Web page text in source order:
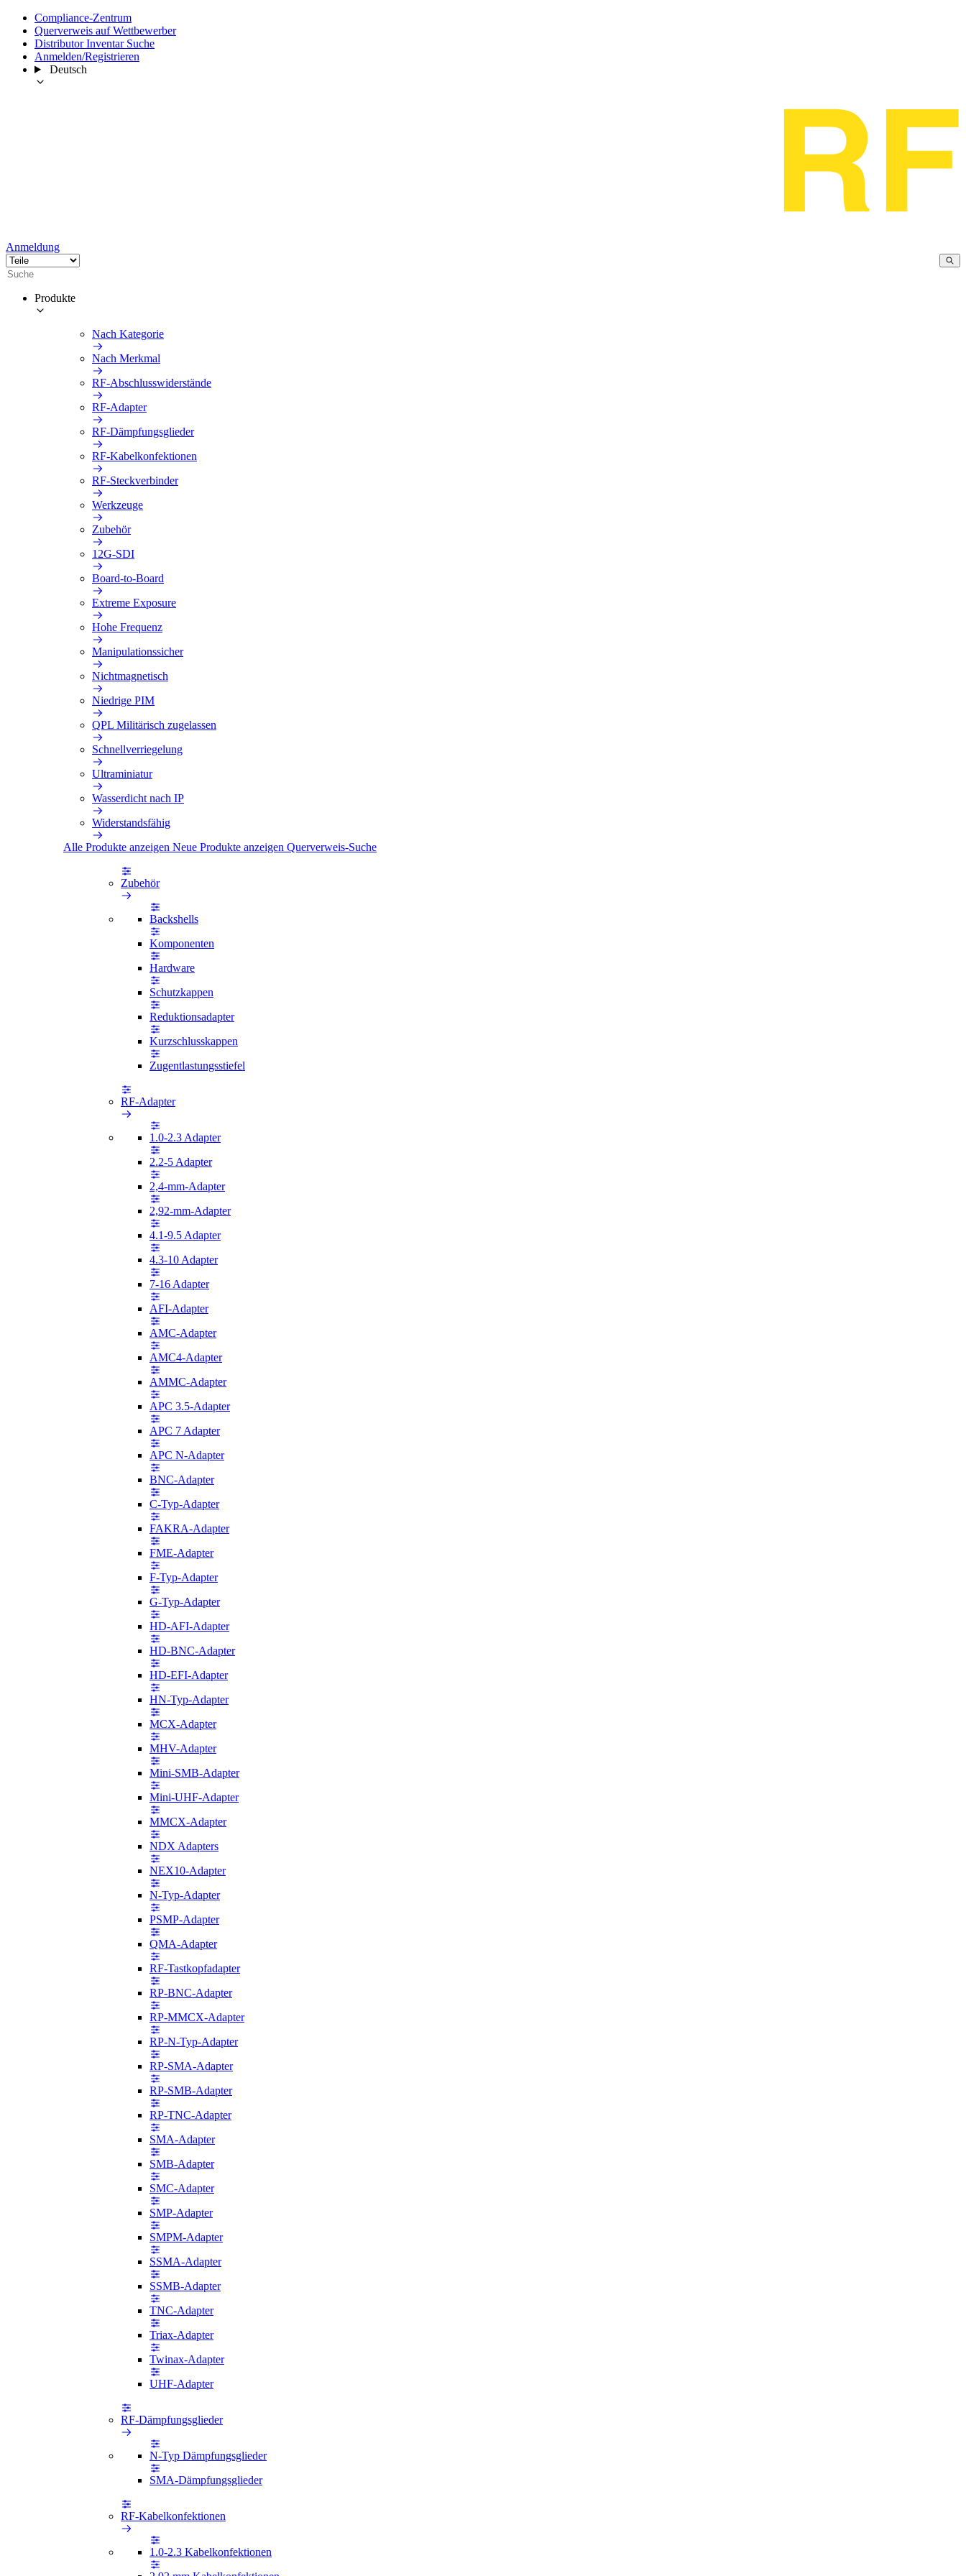
Compliance-Zentrum
Querverweis auf Wettbewerber
Distributor Inventar Suche
Anmelden/Registrieren
Deutsch
Anmeldung
Produkte
Nach Kategorie
Nach Merkmal
RF-Abschlusswiderstände
RF-Adapter
RF-Dämpfungsglieder
RF-Kabelkonfektionen
RF-Steckverbinder
Werkzeuge
Zubehör
12G-SDI
Board-to-Board
Extreme Exposure
Hohe Frequenz
Manipulationssicher
Nichtmagnetisch
Niedrige PIM
QPL Militärisch zugelassen
Schnellverriegelung
Ultraminiatur
Wasserdicht nach IP
Widerstandsfähig
Alle Produkte anzeigen Neue Produkte anzeigen Querverweis-Suche
Zubehör
Backshells
Komponenten
Hardware
Schutzkappen
Reduktionsadapter
Kurzschlusskappen
Zugentlastungsstiefel
RF-Adapter
1.0-2.3 Adapter
2.2-5 Adapter
2,4-mm-Adapter
2,92-mm-Adapter
4.1-9.5 Adapter
4.3-10 Adapter
7-16 Adapter
AFI-Adapter
AMC-Adapter
AMC4-Adapter
AMMC-Adapter
APC 3.5-Adapter
APC 7 Adapter
APC N-Adapter
BNC-Adapter
C-Typ-Adapter
FAKRA-Adapter
FME-Adapter
F-Typ-Adapter
G-Typ-Adapter
HD-AFI-Adapter
HD-BNC-Adapter
HD-EFI-Adapter
HN-Typ-Adapter
MCX-Adapter
MHV-Adapter
Mini-SMB-Adapter
Mini-UHF-Adapter
MMCX-Adapter
NDX Adapters
NEX10-Adapter
N-Typ-Adapter
PSMP-Adapter
QMA-Adapter
RF-Tastkopfadapter
RP-BNC-Adapter
RP-MMCX-Adapter
RP-N-Typ-Adapter
RP-SMA-Adapter
RP-SMB-Adapter
RP-TNC-Adapter
SMA-Adapter
SMB-Adapter
SMC-Adapter
SMP-Adapter
SMPM-Adapter
SSMA-Adapter
SSMB-Adapter
TNC-Adapter
Triax-Adapter
Twinax-Adapter
UHF-Adapter
RF-Dämpfungsglieder
N-Typ Dämpfungsglieder
SMA-Dämpfungsglieder
RF-Kabelkonfektionen
1.0-2.3 Kabelkonfektionen